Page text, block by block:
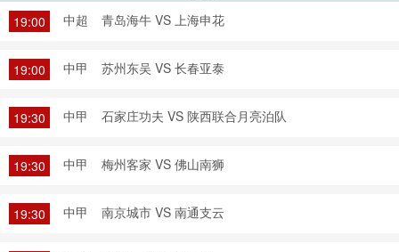
19:00
中超 青岛海牛 VS 上海申花
19:00 中甲 苏州东吴 VS 长春亚泰
19:30 中甲 石家庄功夫 VS 陕西联合月亮泊队
19:30 中甲 梅州客家 VS 佛山南狮
19:30 中甲 南京城市 VS 南通支云